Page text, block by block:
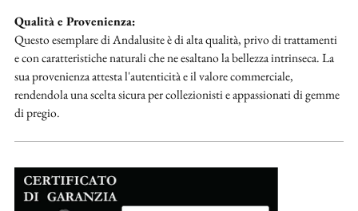
Qualità e Provenienza:
Questo esemplare di Andalusite è di alta qualità, privo di trattamenti
e con caratteristiche naturali che ne esaltano la bellezza intrinseca. La
sua provenienza attesta l'autenticità e il valore commerciale,
rendendola una scelta sicura per collezionisti e appassionati di gemme
di pregio.